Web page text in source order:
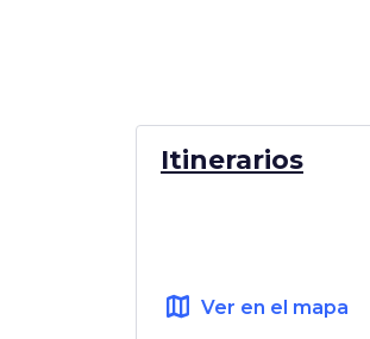
Itinerarios
map Ver en el mapa